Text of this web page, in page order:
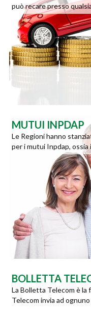
può recare presso
MUTUI INPDAP
Le Regioni hanno
per i mutui Inpdap,
BOLLETTA
La Bolletta Telecom è
Telecom invia ad